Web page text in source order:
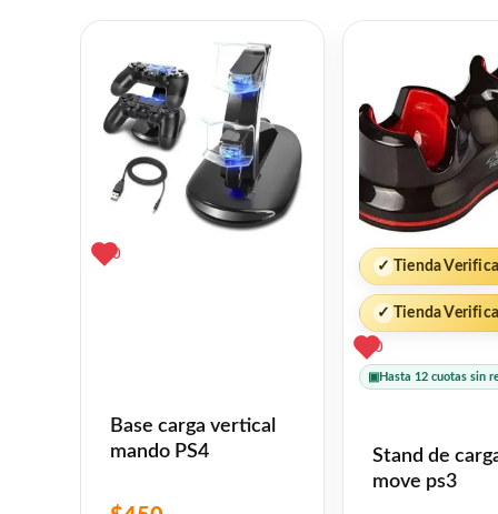
0
Base carga vertical
mando PS4
✓ Tienda
✓ Tienda
0
▣Hasta 12 cuotas sin
Stand de
move ps3